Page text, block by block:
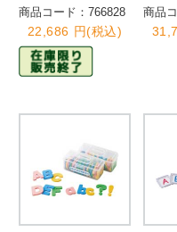
商品コード：766828
22,686 円(税込)
商品